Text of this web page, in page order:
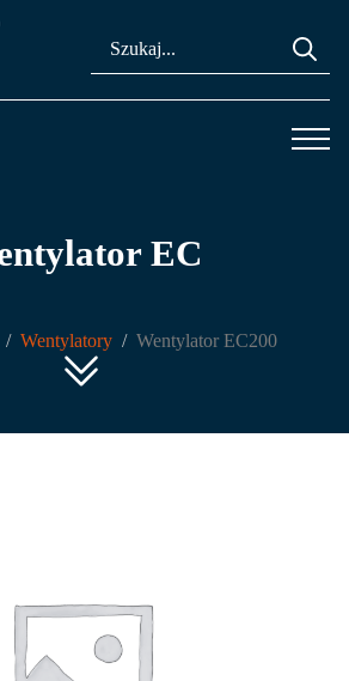
EC
Wentylatory Wentylator EC200